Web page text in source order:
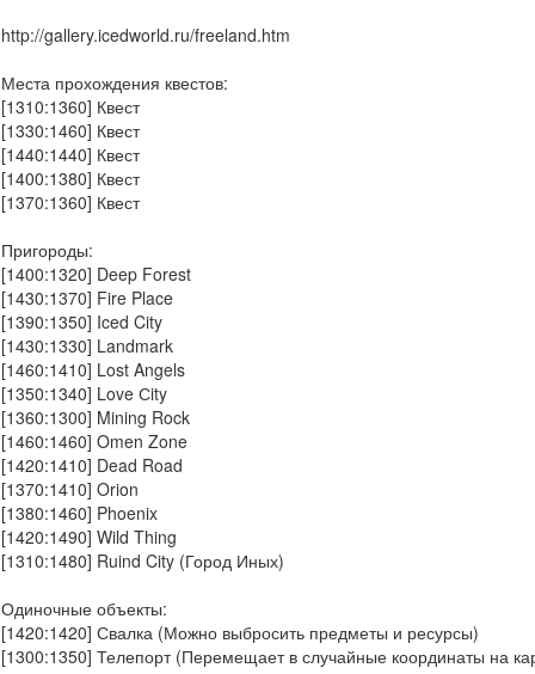
http://gallery.icedworld.ru/freeland.htm
Места прохождения квестов:
[1310:1360] Квест
[1330:1460] Квест
[1440:1440] Квест
[1400:1380] Квест
[1370:1360] Квест
Пригороды:
[1400:1320] Deep Forest
[1430:1370] Fire Place
[1390:1350] Iced City
[1430:1330] Landmark
[1460:1410] Lost Angels
[1350:1340] Love Сity
[1360:1300] Mining Rock
[1460:1460] Omen Zone
[1420:1410] Dead Road
[1370:1410] Orion
[1380:1460] Phoenix
[1420:1490] Wild Thing
[1310:1480] Ruind City (Город Иных)
Одиночные объекты:
[1420:1420] Свалка (Можно выбросить предметы и ресурсы)
[1300:1350] Телепорт (Перемещает в случайные координаты на